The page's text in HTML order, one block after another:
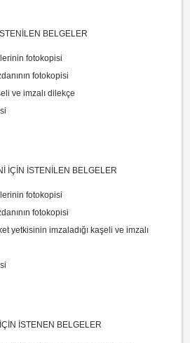
BELGELER
fotokopisi
fotokopisi
ve imzalı dilekçe
İÇİN İSTENİLEN BELGELER
fotokopisi
fotokopisi
yetkisinin imzaladığı kaşeli ve imzalı
İSTENEN BELGELER